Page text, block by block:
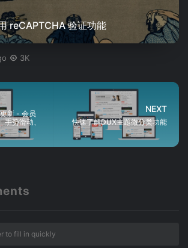
reCAPTCHA 验证功能
3K
新 - 会员
势滑动、
NEXT
快速了解DUX主题微分类功能